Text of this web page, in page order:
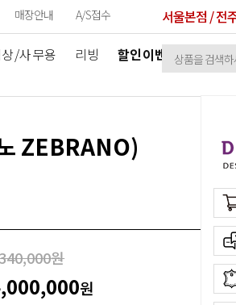
/사무용 리빙 할인이벤트 공지
매장안내 A/S접수 서울본점 / 전
ZEBRANO)
원
원